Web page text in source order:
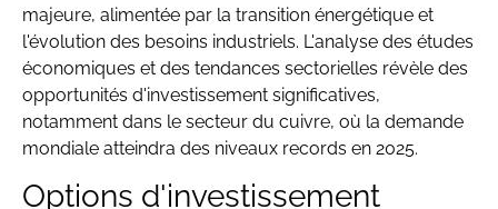
majeure, alimentée par la transition énergétique et
l'évolution des besoins industriels. L'analyse des études
économiques et des tendances sectorielles révèle des
opportunités d'investissement significatives,
notamment dans le secteur du cuivre, où la demande
mondiale atteindra des niveaux records en 2025.
Options d'investissement